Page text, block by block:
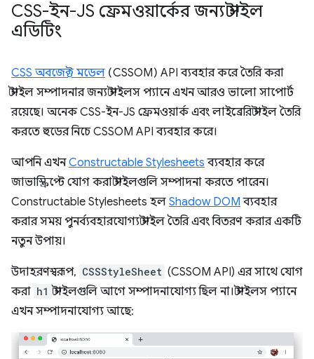
CSS-ইন-JS ফ্রেমওয়ার্কের জন্য স্টাইল
এডিটিং
CSS অবজেক্ট মডেল (CSSOM) API ব্যবহার করে তৈরি করা
স্টাইল সম্পাদনার জন্য স্টাইলস প্যানে এখন আরও ভালো সাপোর্ট
রয়েছে। অনেক CSS-ইন-JS ফ্রেমওয়ার্ক এবং লাইব্রেরি স্টাইল তৈরি
করতে হুডের নিচে CSSOM API ব্যবহার করে।
আপনি এখনConstructable Stylesheets ব্যবহার করে
জাভাস্ক্রিপ্টে যোগ করা স্টাইলগুলি সম্পাদনা করতে পারেন।
Constructable Stylesheets হল Shadow DOM ব্যবহার
করার সময় পুনর্ব্যবহারযোগ্য স্টাইল তৈরি এবং বিতরণ করার একটি
নতুন উপায়।
উদাহরণস্বরূপ, CSSStyleSheet (CSSOM API) এর সাথে যোগ
করা h1 স্টাইলগুলি আগে সম্পাদনাযোগ্য ছিল না। স্টাইলস প্যানে
এখন সম্পাদনাযোগ্য আছে: